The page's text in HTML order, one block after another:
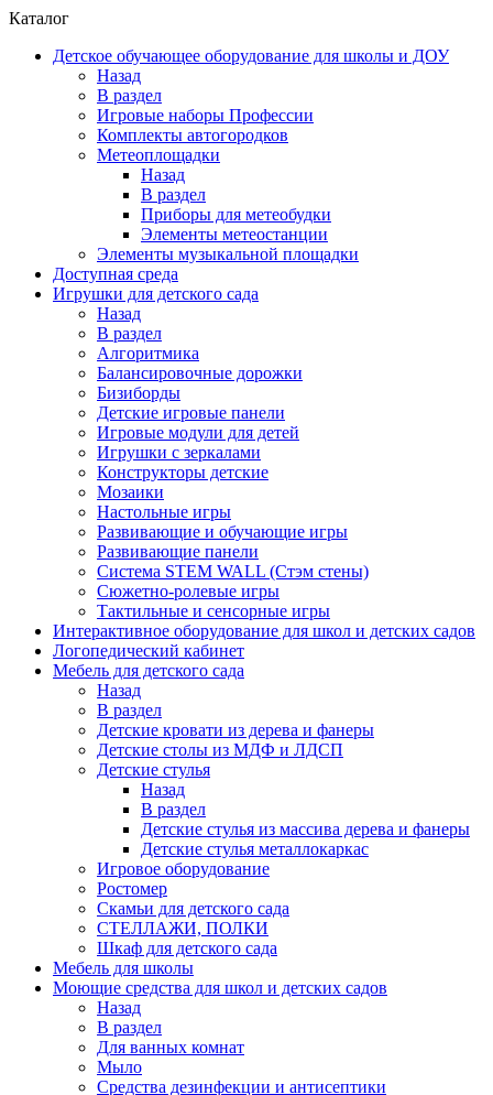
Каталог
Детское обучающее оборудование для школы и ДОУ
Назад
В раздел
Игровые наборы Профессии
Комплекты автогородков
Метеоплощадки
Назад
В раздел
Приборы для метеобудки
Элементы метеостанции
Элементы музыкальной площадки
Доступная среда
Игрушки для детского сада
Назад
В раздел
Алгоритмика
Балансировочные дорожки
Бизиборды
Детские игровые панели
Игровые модули для детей
Игрушки с зеркалами
Конструкторы детские
Мозаики
Настольные игры
Развивающие и обучающие игры
Развивающие панели
Система STEM WALL (Cтэм стены)
Сюжетно-ролевые игры
Тактильные и сенсорные игры
Интерактивное оборудование для школ и детских садов
Логопедический кабинет
Мебель для детского сада
Назад
В раздел
Детские кровати из дерева и фанеры
Детские столы из МДФ и ЛДСП
Детские стулья
Назад
В раздел
Детские стулья из массива дерева и фанеры
Детские стулья металлокаркас
Игровое оборудование
Ростомер
Скамьи для детского сада
СТЕЛЛАЖИ, ПОЛКИ
Шкаф для детского сада
Мебель для школы
Моющие средства для школ и детских садов
Назад
В раздел
Для ванных комнат
Мыло
Средства дезинфекции и антисептики